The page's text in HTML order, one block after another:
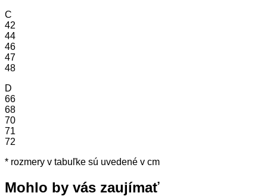
C
42
44
46
47
48
D
66
68
70
71
72
* rozmery v tabuľke sú uvedené v cm
Mohlo by vás zaujímať